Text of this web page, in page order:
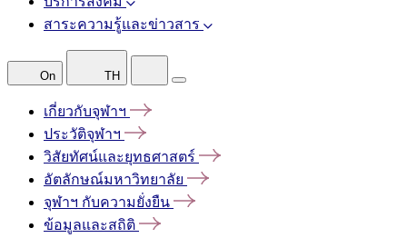
สาระความรู้และข่าวสาร
On TH
เกี่ยวกับจุฬาฯ
ประวัติจุฬาฯ
วิสัยทัศน์และยุทธศาสตร์
อัตลักษณ์มหาวิทยาลัย
จุฬาฯ กับความยั่งยืน
ข้อมูลและสถิติ